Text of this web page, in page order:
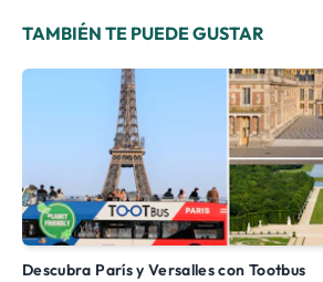
TAMBIÉN TE PUEDE GUSTAR
Descubra París y Versalles con Tootbus